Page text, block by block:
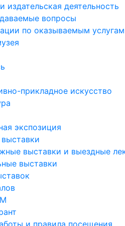
издательская деятельность
вопросы
по оказываемым услугам
прикладное искусство
экспозиция
выставки и выездные
выставки
и правила посещения